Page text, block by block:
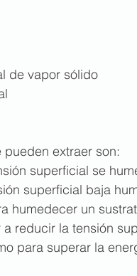
de vapor sólido
extraer son:
superficial se
superficial baja
humedecer un
reducir la tensión
para superar la